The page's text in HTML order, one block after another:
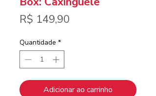
R$ 149,90
Quantidade *
Adicionar ao carrinho